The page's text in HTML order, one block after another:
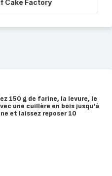
Cake Factory
150 g de farine, la levure, le
une cuillère en bois jusqu'à
et laissez reposer 10